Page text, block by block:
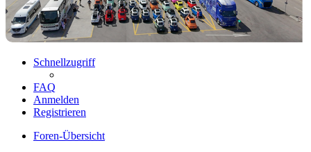
Schnellzugriff
FAQ
Anmelden
Registrieren
Foren-Übersicht